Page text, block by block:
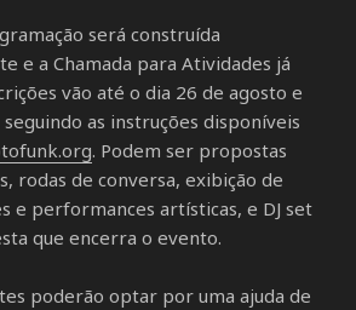
será construída
e a Chamada para Atividades já
vão até o dia 26 de agosto e
as instruções disponíveis
. Podem ser propostas
rodas de conversa, exibição de
e performances artísticas, e DJ set
que encerra o evento.
poderão optar por uma ajuda de